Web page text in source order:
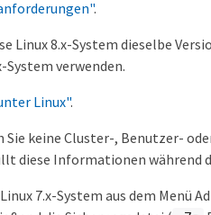
.
Linux 8.x-System dieselbe
verwenden.
Linux".
Sie keine Cluster-, Benutzer-
diese Informationen während
7.x-System aus dem